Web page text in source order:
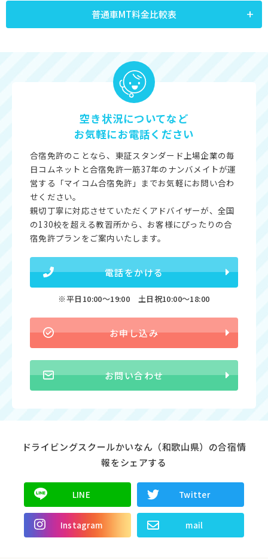
普通車MT料金比較表
空き状況についてなど
お気軽にお電話ください
合宿免許のことなら、東証スタンダード上場企業の毎
日コムネットと合宿免許一筋37年のナンバメイトが運
営する「マイコム合宿免許」までお気軽にお問い合わ
せください。
親切丁寧に対応させていただくアドバイザーが、全国
の130校を超える教習所から、お客様にぴったりの合
宿免許プランをご案内いたします。
電話をかける
※平日10:00〜19:00 土日祝10:00〜18:00
お申し込み
お問い合わせ
ドライビングスクールかいなん（和歌山県）の合宿情
報をシェアする
LINE Twitter
Instagram mail